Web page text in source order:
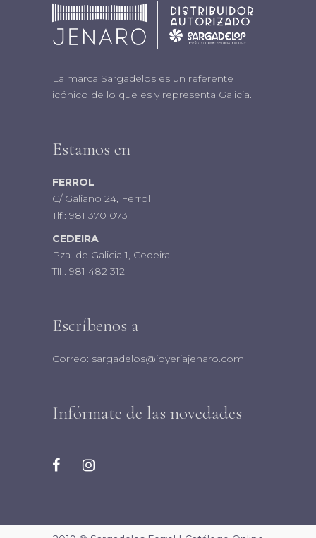
La marca Sargadelos es un referente
icónico de lo que es y representa Galicia.
Estamos en
FERROL
C/ Galiano 24, Ferrol
Tlf.: 981 370 073
CEDEIRA
Pza. de Galicia 1, Cedeira
Tlf.: 981 482 312
Escríbenos a
Correo: sargadelos@joyeriajenaro.com
Infórmate de las novedades